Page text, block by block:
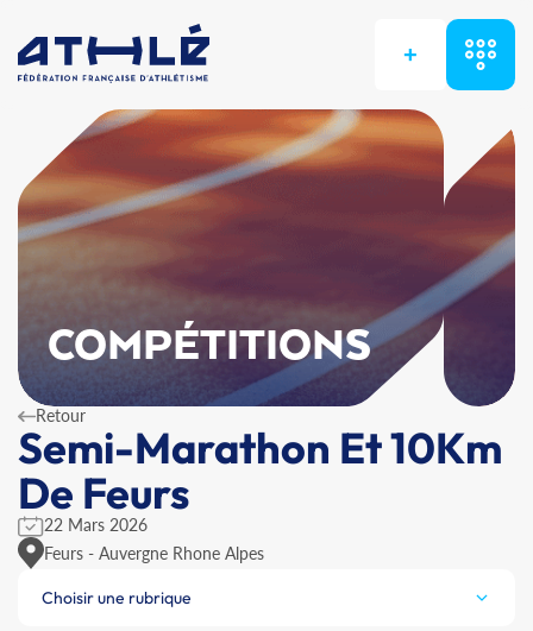
+
COMPÉTITIONS
Retour
Semi-Marathon Et 10Km
De Feurs
22 Mars 2026
Feurs - Auvergne Rhone Alpes
Choisir une rubrique